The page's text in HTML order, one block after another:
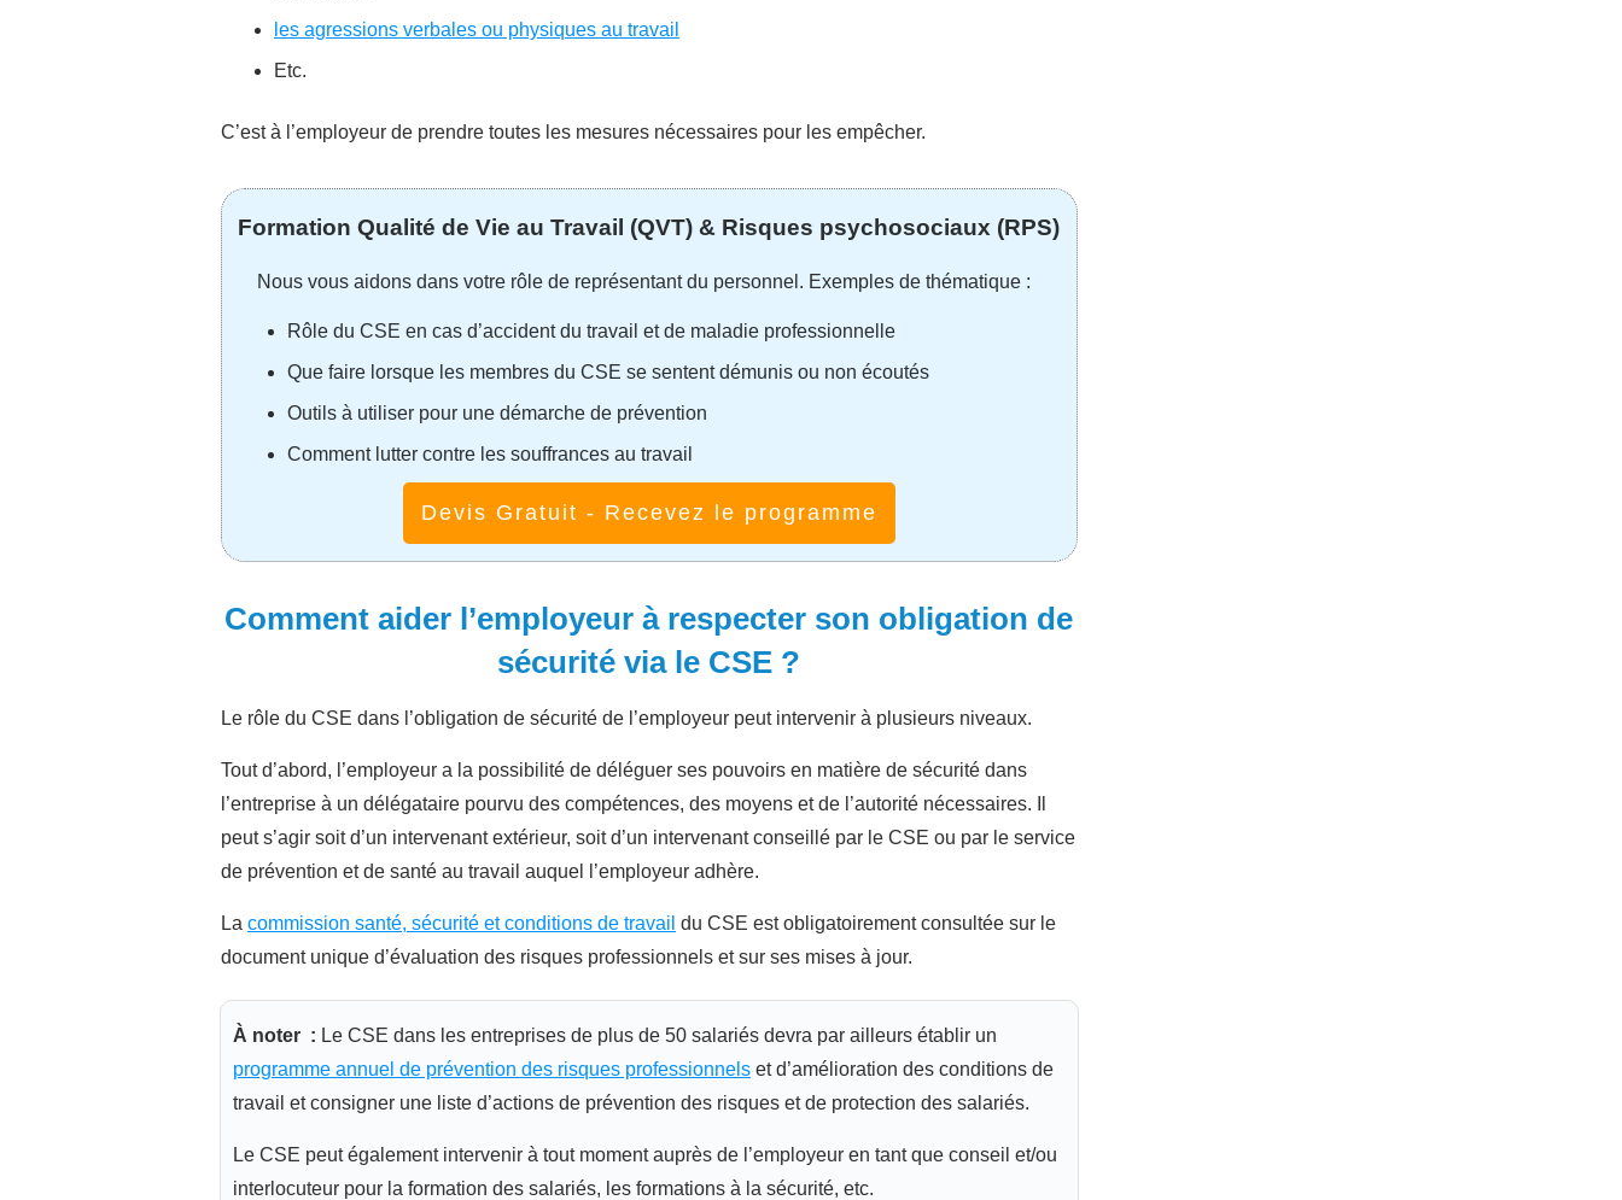
les agressions verbales ou physiques au travail
Etc.
C’est à l’employeur de prendre toutes les mesures nécessaires pour les empêcher.
Formation Qualité de Vie au Travail (QVT) & Risques psychosociaux (RPS)
Nous vous aidons dans votre rôle de représentant du personnel. Exemples de thématique :
Rôle du CSE en cas d’accident du travail et de maladie professionnelle
Que faire lorsque les membres du CSE se sentent démunis ou non écoutés
Outils à utiliser pour une démarche de prévention
Comment lutter contre les souffrances au travail
Devis Gratuit - Recevez le programme
Comment aider l’employeur à respecter son obligation de
sécurité via le CSE ?
Le rôle du CSE dans l’obligation de sécurité de l’employeur peut intervenir à plusieurs niveaux.
Tout d’abord, l’employeur a la possibilité de déléguer ses pouvoirs en matière de sécurité dans
l’entreprise à un délégataire pourvu des compétences, des moyens et de l’autorité nécessaires. Il
peut s’agir soit d’un intervenant extérieur, soit d’un intervenant conseillé par le CSE ou par le service
de prévention et de santé au travail auquel l’employeur adhère.
La commission santé, sécurité et conditions de travail du CSE est obligatoirement consultée sur le
document unique d’évaluation des risques professionnels et sur ses mises à jour.
À noter : Le CSE dans les entreprises de plus de 50 salariés devra par ailleurs établir un
programme annuel de prévention des risques professionnels et d’amélioration des conditions de
travail et consigner une liste d’actions de prévention des risques et de protection des salariés.
Le CSE peut également intervenir à tout moment auprès de l’employeur en tant que conseil et/ou
interlocuteur pour la formation des salariés, les formations à la sécurité, etc.